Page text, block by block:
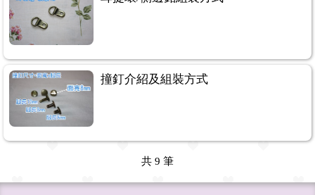
撞釘介紹及組裝方式
共 9 筆